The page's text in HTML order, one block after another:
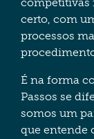
certo, com
processos
É na forma
Passos se
somos um
que entende